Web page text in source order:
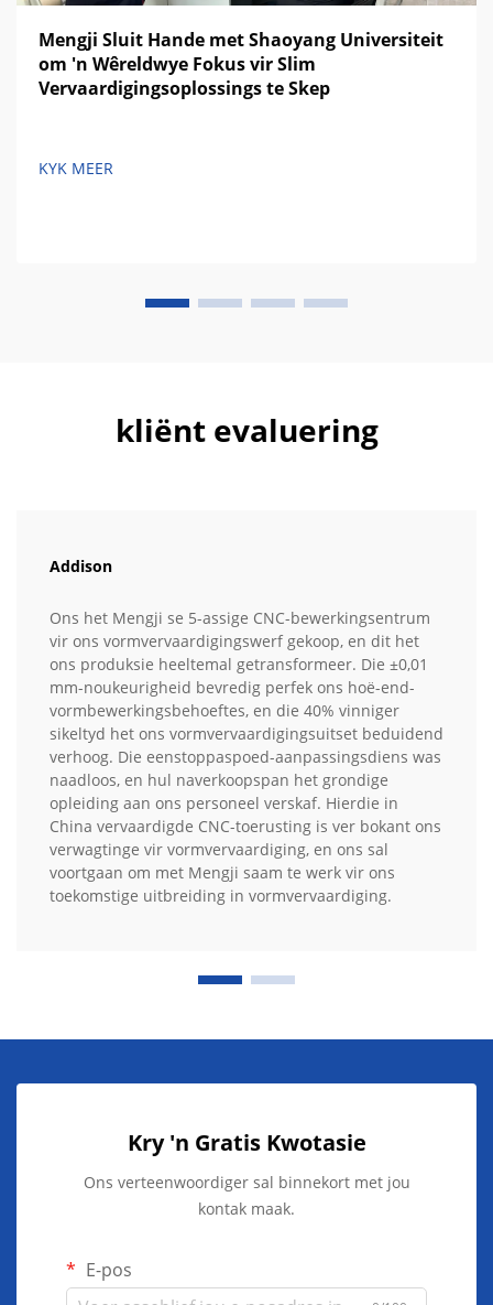
Mengji Sluit Hande met Shaoyang Universiteit
om 'n Wêreldwye Fokus vir Slim
Vervaardigingsoplossings te Skep
KYK MEER
kliënt evaluering
Addison
Ons het Mengji se 5-assige CNC-bewerkingsentrum
vir ons vormvervaardigingswerf gekoop, en dit het
ons produksie heeltemal getransformeer. Die ±0,01
mm-noukeurigheid bevredig perfek ons hoë-end-
vormbewerkingsbehoeftes, en die 40% vinniger
sikeltyd het ons vormvervaardigingsuitset beduidend
verhoog. Die eenstoppaspoed-aanpassingsdiens was
naadloos, en hul naverkoopspan het grondige
opleiding aan ons personeel verskaf. Hierdie in
China vervaardigde CNC-toerusting is ver bokant ons
verwagtinge vir vormvervaardiging, en ons sal
voortgaan om met Mengji saam te werk vir ons
toekomstige uitbreiding in vormvervaardiging.
Kry 'n Gratis Kwotasie
Ons verteenwoordiger sal binnekort met jou
kontak maak.
E-pos